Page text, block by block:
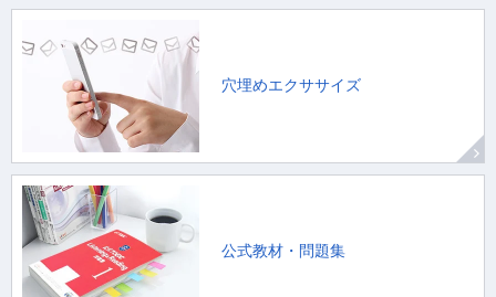
穴埋めエクササイズ
公式教材・問題集